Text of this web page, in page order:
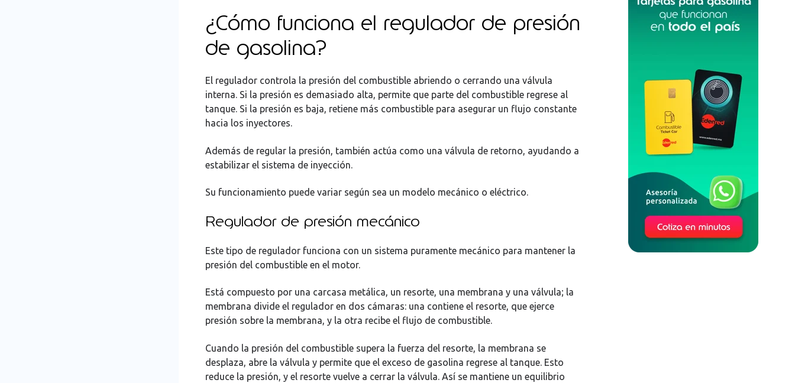
¿Cómo funciona el regulador de presión
de gasolina?
El regulador controla la presión del combustible abriendo o cerrando una válvula
interna. Si la presión es demasiado alta, permite que parte del combustible regrese al
tanque. Si la presión es baja, retiene más combustible para asegurar un flujo constante
hacia los inyectores.
Además de regular la presión, también actúa como una válvula de retorno, ayudando a
estabilizar el sistema de inyección.
Su funcionamiento puede variar según sea un modelo mecánico o eléctrico.
Regulador de presión mecánico
Este tipo de regulador funciona con un sistema puramente mecánico para mantener la
presión del combustible en el motor.
Está compuesto por una carcasa metálica, un resorte, una membrana y una válvula; la
membrana divide el regulador en dos cámaras: una contiene el resorte, que ejerce
presión sobre la membrana, y la otra recibe el flujo de combustible.
Cuando la presión del combustible supera la fuerza del resorte, la membrana se
desplaza, abre la válvula y permite que el exceso de gasolina regrese al tanque. Esto
reduce la presión, y el resorte vuelve a cerrar la válvula. Así se mantiene un equilibrio